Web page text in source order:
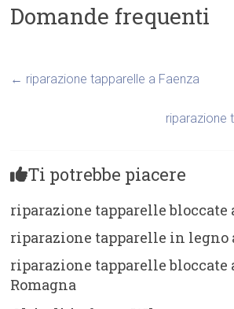
Domande frequenti
← riparazione tapparelle a Faenza
riparazione
Ti potrebbe piacere
riparazione tapparelle bloccate
riparazione tapparelle in legno
riparazione tapparelle bloccate
Romagna